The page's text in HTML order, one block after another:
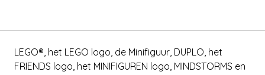
LEGO®, het LEGO logo, de Minifiguur, DUPLO, het
FRIENDS logo, het MINIFIGUREN logo, MINDSTORMS en